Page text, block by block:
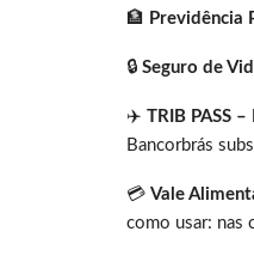
🏦 Previdência
🔒 Seguro de
✈️ TRIB PASS
Bancorbrás
💳 Vale
como usar: nas